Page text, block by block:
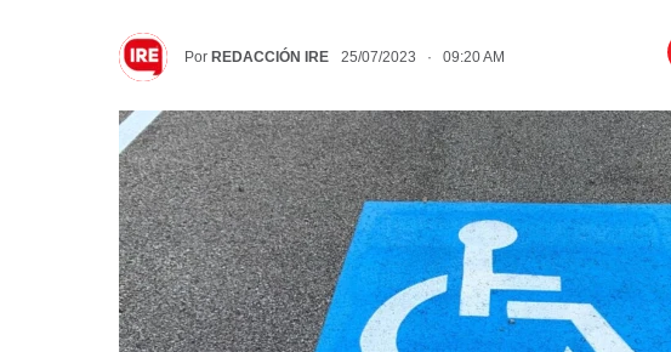
Por REDACCIÓN IRE 25/07/2023 · 09:20 AM